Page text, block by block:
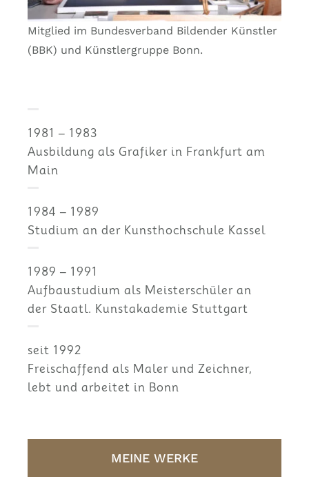
Mitglied im Bundesverband Bildender Künstler
(BBK) und Künstlergruppe Bonn.
1981 – 1983
Ausbildung als Grafiker in Frankfurt am
Main
1984 – 1989
Studium an der Kunsthochschule Kassel
1989 – 1991
Aufbaustudium als Meisterschüler an
der Staatl. Kunstakademie Stuttgart
seit 1992
Freischaffend als Maler und Zeichner,
lebt und arbeitet in Bonn
MEINE WERKE